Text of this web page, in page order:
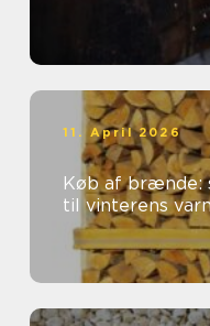
11. April 2026
Køb af brænde:
til vinterens